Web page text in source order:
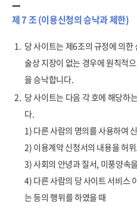
제 7 조 (이용신청의 승낙과 제한)
1. 당 사이트는 제6조의 규정에 의
술상 지장이 없는 경우에 원칙적
을 승낙합니다.
2. 당 사이트는 다음 각 호에 해당하
다.
1) 다른 사람의 명의를 사용하여
2) 이용계약 신청서의 내용을 허
3) 사회의 안녕과 질서, 미풍양속
4) 다른 사람의 당 사이트 서비스
는 등의 행위를 하였을 때